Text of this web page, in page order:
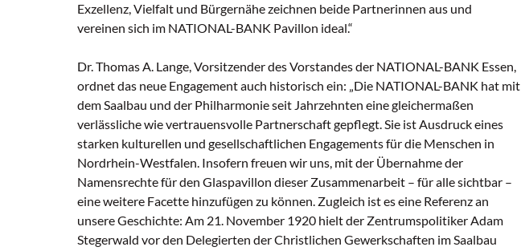
Exzellenz, Vielfalt und Bürgernähe zeichnen beide Partnerinnen aus und
vereinen sich im NATIONAL-BANK Pavillon ideal.“
Dr. Thomas A. Lange, Vorsitzender des Vorstandes der NATIONAL-BANK Essen,
ordnet das neue Engagement auch historisch ein: „Die NATIONAL-BANK hat mit
dem Saalbau und der Philharmonie seit Jahrzehnten eine gleichermaßen
verlässliche wie vertrauensvolle Partnerschaft gepflegt. Sie ist Ausdruck eines
starken kulturellen und gesellschaftlichen Engagements für die Menschen in
Nordrhein-Westfalen. Insofern freuen wir uns, mit der Übernahme der
Namensrechte für den Glaspavillon dieser Zusammenarbeit – für alle sichtbar –
eine weitere Facette hinzufügen zu können. Zugleich ist es eine Referenz an
unsere Geschichte: Am 21. November 1920 hielt der Zentrumspolitiker Adam
Stegerwald vor den Delegierten der Christlichen Gewerkschaften im Saalbau